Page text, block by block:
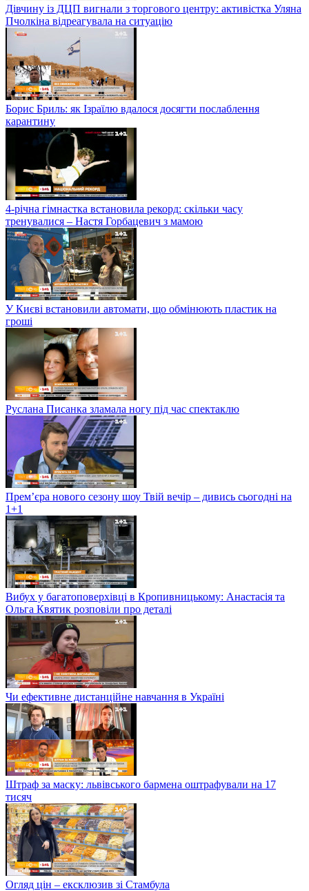
Дівчину із ДЦП вигнали з торгового центру: активістка Уляна
Пчолкіна відреагувала на ситуацію
Борис Бриль: як Ізраїлю вдалося досягти послаблення
карантину
4-річна гімнастка встановила рекорд: скільки часу
тренувалися – Настя Горбацевич з мамою
У Києві встановили автомати, що обмінюють пластик на
гроші
Руслана Писанка зламала ногу під час спектаклю
Прем’єра нового сезону шоу Твій вечір – дивись сьогодні на
1+1
Вибух у багатоповерхівці в Кропивницькому: Анастасія та
Ольга Квятик розповіли про деталі
Чи ефективне дистанційне навчання в Україні
Штраф за маску: львівського бармена оштрафували на 17
тисяч
Огляд цін – ексклюзив зі Стамбула